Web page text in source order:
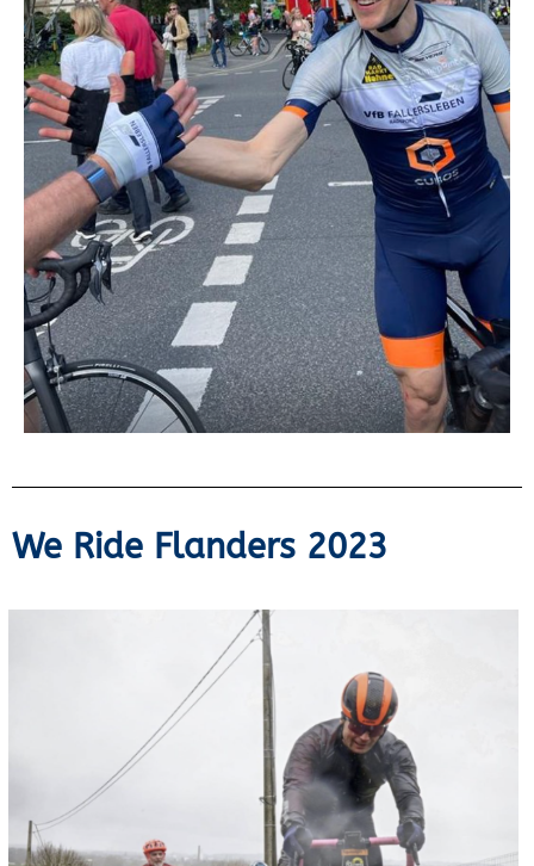
We Ride Flanders 2023
Am 01.04.2023, einen Tag vor dem Start der Profis,
fand die Jedermannfahrt zu einem der bekanntesten
Frühjahrsklassiker, die Flandern Rundfahrt, statt.
Eher im Bereich Fondo als Rennen einzuordnen, gab
es einen freien Start zwischen 7 und 8 Uhr morgens
über die längste Distanz von 242 Km aus dem